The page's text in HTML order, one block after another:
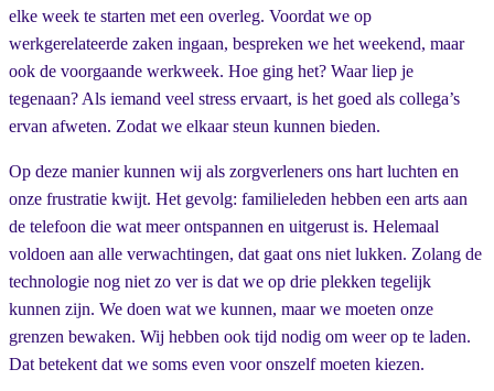
elke week te starten met een overleg. Voordat we op
werkgerelateerde zaken ingaan, bespreken we het weekend, maar
ook de voorgaande werkweek. Hoe ging het? Waar liep je
tegenaan? Als iemand veel stress ervaart, is het goed als collega’s
ervan afweten. Zodat we elkaar steun kunnen bieden.
Op deze manier kunnen wij als zorgverleners ons hart luchten en
onze frustratie kwijt. Het gevolg: familieleden hebben een arts aan
de telefoon die wat meer ontspannen en uitgerust is. Helemaal
voldoen aan alle verwachtingen, dat gaat ons niet lukken. Zolang de
technologie nog niet zo ver is dat we op drie plekken tegelijk
kunnen zijn. We doen wat we kunnen, maar we moeten onze
grenzen bewaken. Wij hebben ook tijd nodig om weer op te laden.
Dat betekent dat we soms even voor onszelf moeten kiezen.